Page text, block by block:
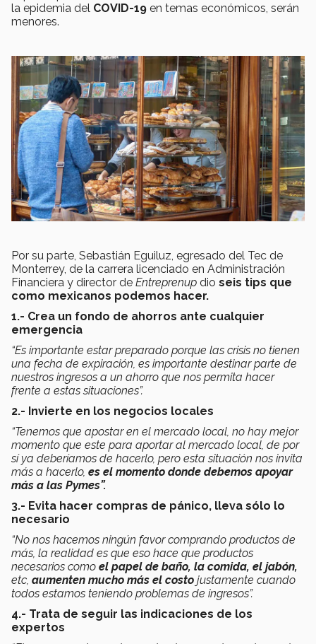
la epidemia del COVID-19 en temas económicos, serán
menores.
Por su parte, Sebastián Eguiluz, egresado del Tec de
Monterrey, de la carrera licenciado en Administración
Financiera y director de Entreprenup dio seis tips que
como mexicanos podemos hacer.
1.- Crea un fondo de ahorros ante cualquier
emergencia
“Es importante estar preparado porque las crisis no tienen
una fecha de expiración, es importante destinar parte de
nuestros ingresos a un ahorro que nos permita hacer
frente a estas situaciones”.
2.- Invierte en los negocios locales
“Tenemos que apostar en el mercado local, no hay mejor
momento que este para aportar al mercado local, de por
sí ya deberíamos de hacerlo, pero esta situación nos invita
más a hacerlo, es el momento donde debemos apoyar
más a las Pymes”.
3.- Evita hacer compras de pánico, lleva sólo lo
necesario
“No nos hacemos ningún favor comprando productos de
más, la realidad es que eso hace que productos
necesarios como el papel de baño, la comida, el jabón,
etc, aumenten mucho más el costo justamente cuando
todos estamos teniendo problemas de ingresos”.
4.- Trata de seguir las indicaciones de los
expertos